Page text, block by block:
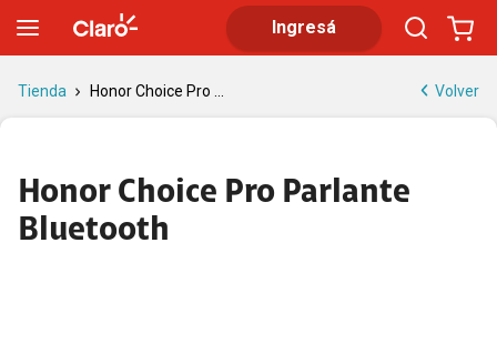
Ingresá
Tienda Honor Choice Pro ... Volver
Honor Choice Pro Parlante
Bluetooth
Honor Choice Pro Parlante Bluetooth | Tienda Claro